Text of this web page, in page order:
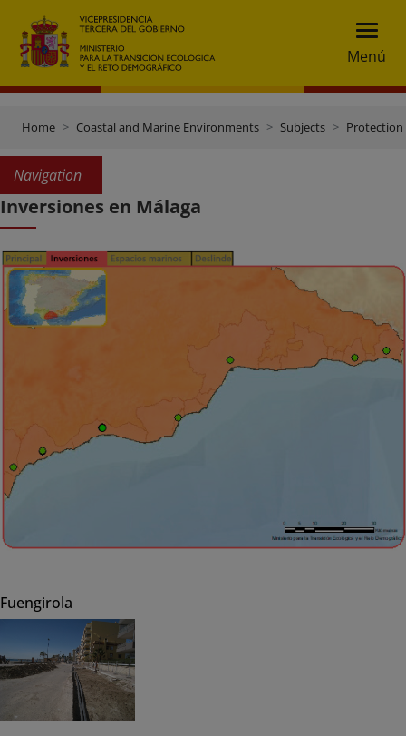
Menú
Home Coastal and Marine Environments Subjects
Navigation
Inversiones en Málaga
Fuengirola